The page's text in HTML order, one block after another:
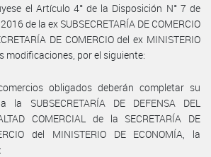
el Artículo 4° de la Disposición N° 7 de
de la ex SUBSECRETARÍA DE COMERCIO
DE COMERCIO del ex MINISTERIO
modificaciones, por el siguiente:
comercios obligados deberán completar su
SUBSECRETARÍA DE DEFENSA DEL
COMERCIAL de la SECRETARÍA DE
del MINISTERIO DE ECONOMÍA, la